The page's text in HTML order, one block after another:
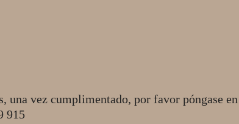
una vez cumplimentado, por favor póngase en
915